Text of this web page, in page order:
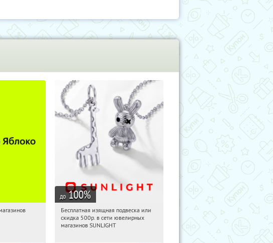
первым!
до 100%
03:14:09 Получили:
Россия
Бесплатная изящная подвеска или
скидка 500р. в сети ювелирных
магазинов SUNLIGHT